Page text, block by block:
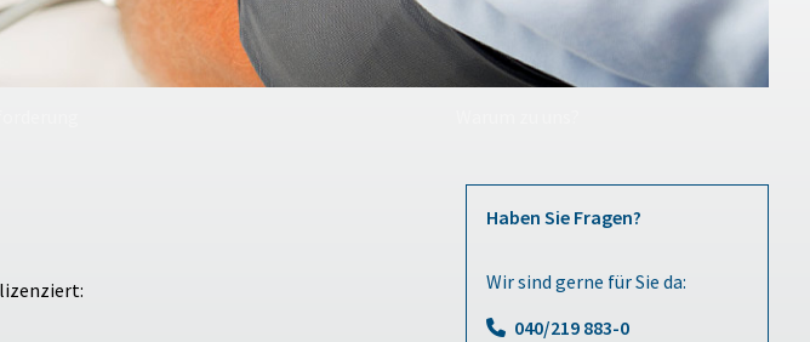
lizenziert:
Haben Sie Fragen?
Wir sind gerne für Sie da:
040/219 883-0